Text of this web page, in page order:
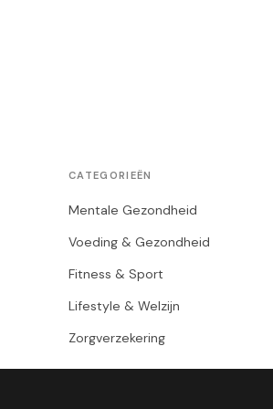
CATEGORIEËN
Mentale Gezondheid
Voeding & Gezondheid
Fitness & Sport
Lifestyle & Welzijn
Zorgverzekering